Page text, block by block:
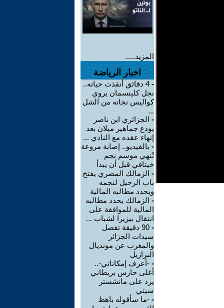
المزيد.....
اخبار الرياضة
-
4 دقائق أنقذت حياته..
نجل كلينسمان يروي
كواليس نجاته من الشل
...
- الجزائري ابن ناصر
يودع جماهير ميلان بعد
إنهاء عقده مع النادي ...
- بالفيديو.. إصابة مروعة
تُنهي موسم نجم
خيتافي قبل أن يبدأ
- الزمالك المصري يفتح
باب الرحيل لنجمه
ويحدد مطالبه المالية
- الزمالك يحدد مطالبه
المالية للموافقة على
انتقال بيزيرا لشباب ...
-
90 دقيقة تفصل
سيدات الجزائر
والمغرب عن مونديال
البرازيل
- -أعرف إمكاناتي-..
أغلى حارس بريطاني
يرد على مانشستر
سيتي
- -ما سأقوله باهظ